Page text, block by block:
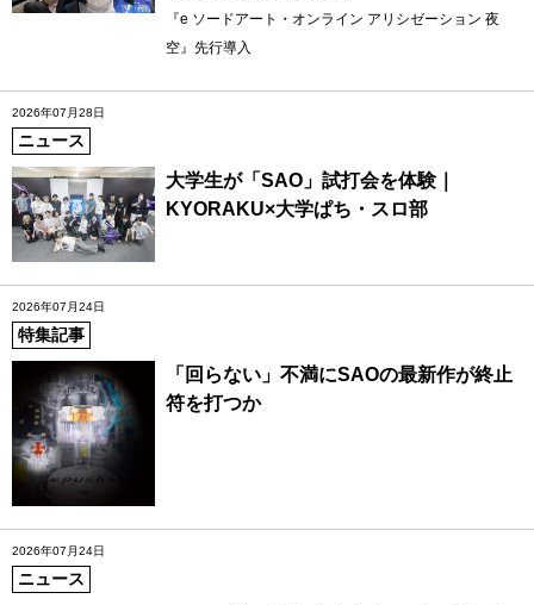
『e ソードアート・オンライン アリシゼーション 夜
空』先行導入
2026年07月28日
ニュース
大学生が「SAO」試打会を体験｜
KYORAKU×大学ぱち・スロ部
2026年07月24日
特集記事
「回らない」不満にSAOの最新作が終止
符を打つか
2026年07月24日
ニュース